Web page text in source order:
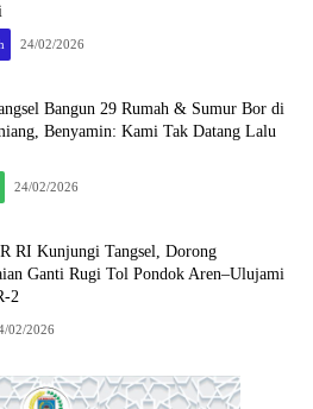
24/02/2026
Bangun 29 Rumah & Sumur Bor di
Benyamin: Kami Tak Datang Lalu
24/02/2026
RI Kunjungi Tangsel, Dorong
Ganti Rugi Tol Pondok Aren–Ulujami
2
02/2026